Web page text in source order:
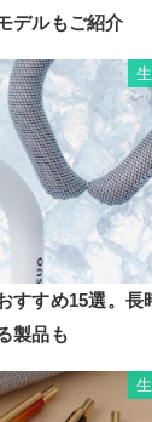
デルもご紹介
すすめ15選。長
製品も